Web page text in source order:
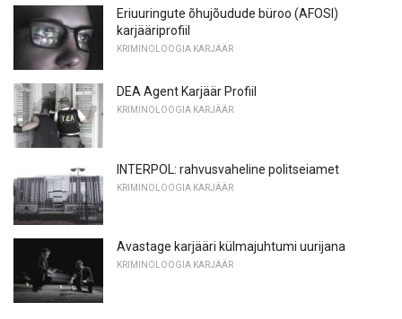
Eriuuringute õhujõudude büroo (AFOSI)
karjääriprofiil
KRIMINOLOOGIA KARJÄÄR
DEA Agent Karjäär Profiil
KRIMINOLOOGIA KARJÄÄR
INTERPOL: rahvusvaheline politseiamet
KRIMINOLOOGIA KARJÄÄR
Avastage karjääri külmajuhtumi uurijana
KRIMINOLOOGIA KARJÄÄR